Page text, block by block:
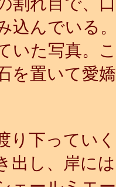
込んでいる
いた写真。
を置いて愛
り下ってい
出し、岸に